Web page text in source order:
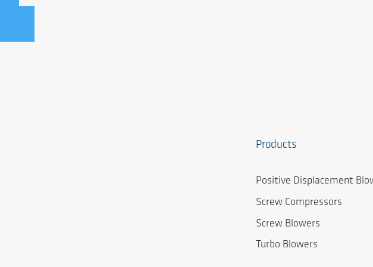
Products
Positive Displacement
Screw Compressors
Screw Blowers
Turbo Blowers